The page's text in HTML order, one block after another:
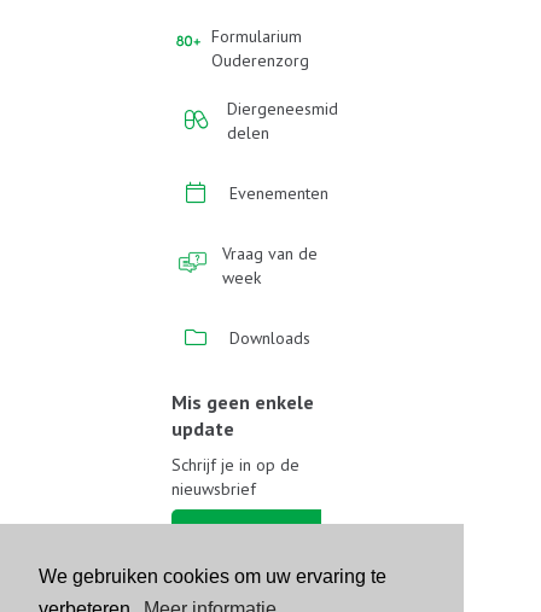
We gebruiken cookies om uw ervaring te
Formularium
Ouderenzorg
Diergeneesmid
delen
Evenementen
Vraag van de
week
Downloads
Mis geen enkele
update
Schrijf je in op de
nieuwsbrief
Volg ons op sociale media